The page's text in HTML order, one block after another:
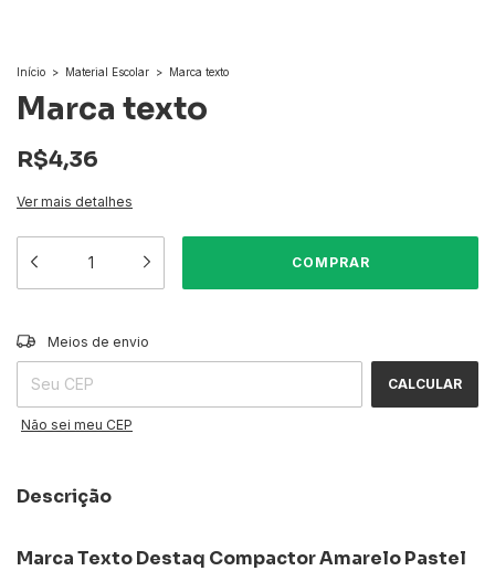
Início > Material Escolar > Marca texto
Marca texto
R$4,36
Ver mais detalhes
Entregas para o CEP:
Meios de envio
CALCULAR
Não sei meu CEP
Descrição
Marca Texto Destaq Compactor Amarelo Pastel